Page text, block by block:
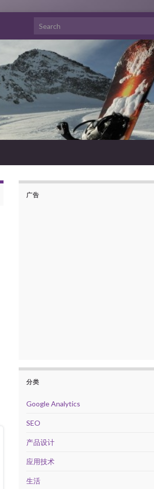
Search for:
广告
分类
Google Analytics
SEO
产品设计
应用技术
生活